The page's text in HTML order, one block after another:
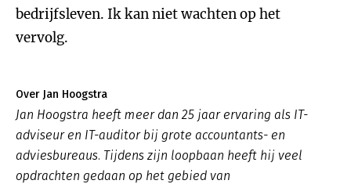
bedrijfsleven. Ik kan niet wachten op het
vervolg.
Over Jan Hoogstra
Jan Hoogstra heeft meer dan 25 jaar ervaring als IT-
adviseur en IT-auditor bij grote accountants- en
adviesbureaus. Tijdens zijn loopbaan heeft hij veel
opdrachten gedaan op het gebied van